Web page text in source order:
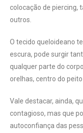
colocação de piercing,
outros.
O tecido queloideano
escura, pode surgir
qualquer parte do
orelhas, centro do
Vale destacar, ainda,
contagioso, mas que
autoconfiança das